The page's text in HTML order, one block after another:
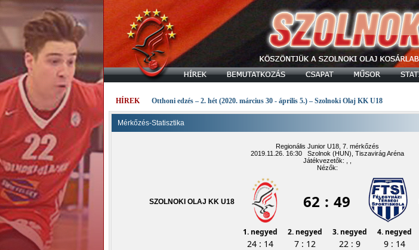
HÍREK Otthoni edzés – 2. hét (2020. március 30 - április 5.) – Szolnoki Olaj KK U18
Mérkőzés-Statisztika
Regionális Junior U18, 7. mérkőzés
2019.11.26. 16:30 Szolnok (HUN), Tiszavirág Aréna
Játékvezetők: , ,
Nézők:
SZOLNOKI OLAJ KK U18 62 : 49
1. negyed 2. negyed 3. negyed 4. negyed
24 : 14 7 : 12 22 : 9 9 : 14